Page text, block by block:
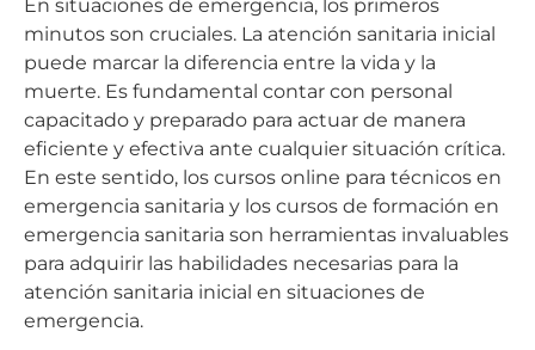
En situaciones de emergencia, los primeros
minutos son cruciales. La atención sanitaria inicial
puede marcar la diferencia entre la vida y la
muerte. Es fundamental contar con personal
capacitado y preparado para actuar de manera
eficiente y efectiva ante cualquier situación crítica.
En este sentido, los cursos online para técnicos en
emergencia sanitaria y los cursos de formación en
emergencia sanitaria son herramientas invaluables
para adquirir las habilidades necesarias para la
atención sanitaria inicial en situaciones de
emergencia.